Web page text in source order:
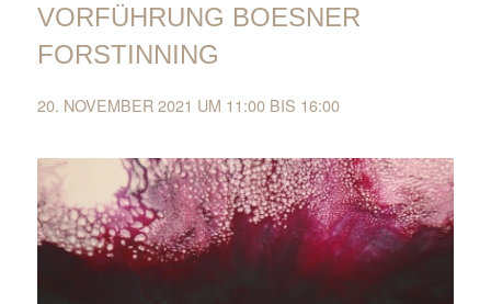
VORFÜHRUNG BOESNER
FORSTINNING
20. NOVEMBER 2021 UM 11:00BIS 16:00